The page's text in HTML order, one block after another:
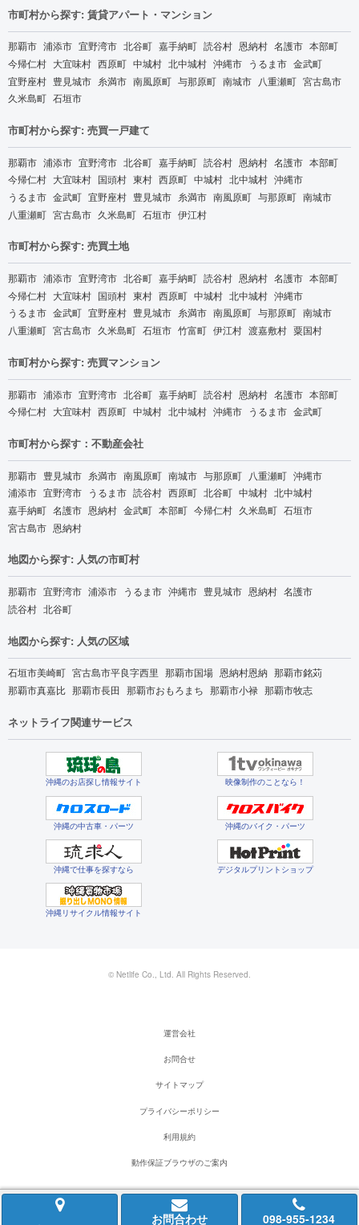
お問合わせ 098-955-1234
市町村から探す: 賃貸アパート・マンション
那覇市 浦添市 宜野湾市 北谷町 嘉手納町 読谷村 恩納村 名護市 本部町
今帰仁村 大宜味村 西原町 中城村 北中城村 沖縄市 うるま市 金武町
宜野座村 豊見城市 糸満市 南風原町 与那原町 南城市 八重瀬町 宮古島市
久米島町 石垣市
市町村から探す: 売買一戸建て
那覇市 浦添市 宜野湾市 北谷町 嘉手納町 読谷村 恩納村 名護市 本部町
今帰仁村 大宜味村 国頭村 東村 西原町 中城村 北中城村 沖縄市
うるま市 金武町 宜野座村 豊見城市 糸満市 南風原町 与那原町 南城市
八重瀬町 宮古島市 久米島町 石垣市 伊江村
市町村から探す: 売買土地
那覇市 浦添市 宜野湾市 北谷町 嘉手納町 読谷村 恩納村 名護市 本部町
今帰仁村 大宜味村 国頭村 東村 西原町 中城村 北中城村 沖縄市
うるま市 金武町 宜野座村 豊見城市 糸満市 南風原町 与那原町 南城市
八重瀬町 宮古島市 久米島町 石垣市 竹富町 伊江村 渡嘉敷村 粟国村
市町村から探す: 売買マンション
那覇市 浦添市 宜野湾市 北谷町 嘉手納町 読谷村 恩納村 名護市 本部町
今帰仁村 大宜味村 西原町 中城村 北中城村 沖縄市 うるま市 金武町
市町村から探す：不動産会社
那覇市 豊見城市 糸満市 南風原町 南城市 与那原町 八重瀬町 沖縄市
浦添市 宜野湾市 うるま市 読谷村 西原町 北谷町 中城村 北中城村
嘉手納町 名護市 恩納村 金武町 本部町 今帰仁村 久米島町 石垣市
宮古島市 恩納村
地図から探す: 人気の市町村
那覇市 宜野湾市 浦添市 うるま市 沖縄市 豊見城市 恩納村 名護市
読谷村 北谷町
地図から探す: 人気の区域
石垣市美崎町 宮古島市平良字西里 那覇市国場 恩納村恩納 那覇市銘苅
那覇市真嘉比 那覇市長田 那覇市おもろまち 那覇市小禄 那覇市牧志
ネットライフ関連サービス
沖縄のお店探し情報サイト 映像制作のことなら！
沖縄の中古車・パーツ 沖縄のバイク・パーツ
沖縄で仕事を探すなら デジタルプリントショップ
沖縄リサイクル情報サイト
© Netlife Co., Ltd. All Rights Reserved.
運営会社
お問合せ
サイトマップ
プライバシーポリシー
利用規約
動作保証ブラウザのご案内